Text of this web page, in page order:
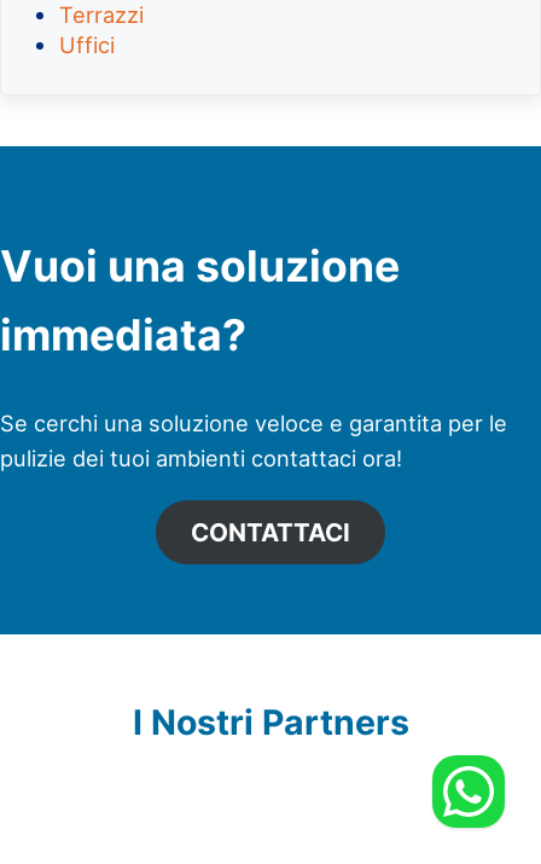
Terrazzi
Uffici
Vuoi una soluzione
immediata?
Se cerchi una soluzione veloce e garantita per le
pulizie dei tuoi ambienti contattaci ora!
CONTATTACI
I Nostri Partners